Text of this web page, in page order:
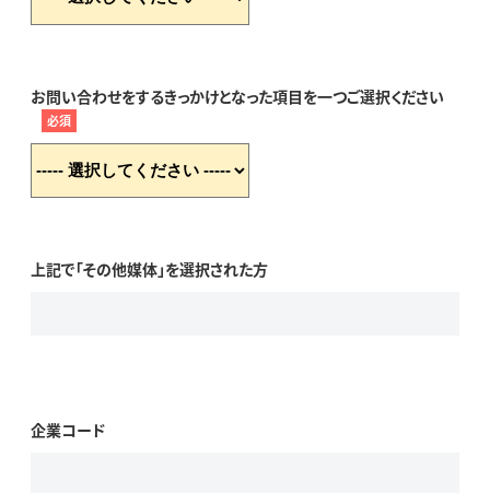
お問い合わせをするきっかけとなった項目を一つご選択ください
必須
上記で「その他媒体」を選択された方
企業コード